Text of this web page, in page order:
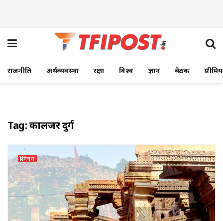
राजनीति अर्थव्यवस्था रक्षा विश्व ज्ञान बैठक
Tag:कालिंजर दुर्ग
प्रीमियम